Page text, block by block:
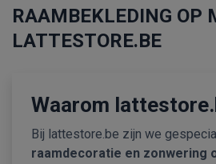
RAAMBEKLEDING OP
LATTESTORE.BE
Waarom
Bij lattestore.be zijn we
raamdecoratie en zonwering